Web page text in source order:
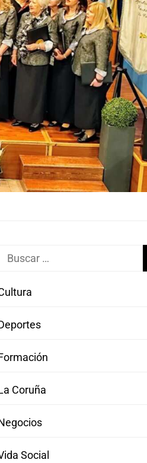
Buscar:
Coruña
Social